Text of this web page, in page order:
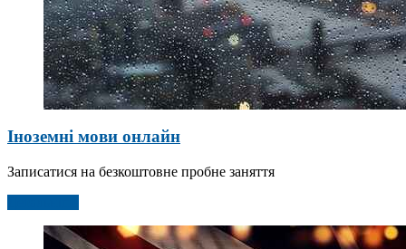
Іноземні мови онлайн
Записатися на безкоштовне пробне заняття